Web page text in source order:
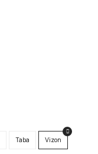
Taba Vizon